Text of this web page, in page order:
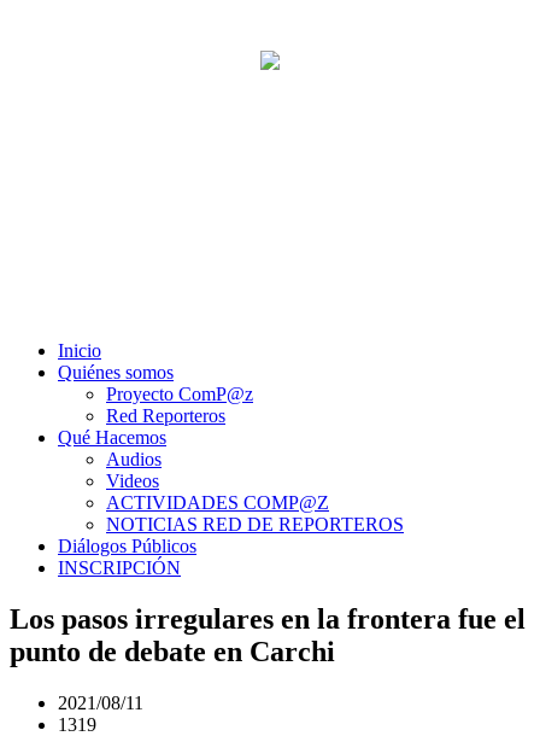
Inicio
Quiénes somos
Proyecto ComP@z
Red Reporteros
Qué Hacemos
Audios
Videos
ACTIVIDADES COMP@Z
NOTICIAS RED DE REPORTEROS
Diálogos Públicos
INSCRIPCIÓN
Los pasos irregulares en la frontera fue el
punto de debate en Carchi
2021/08/11
1319